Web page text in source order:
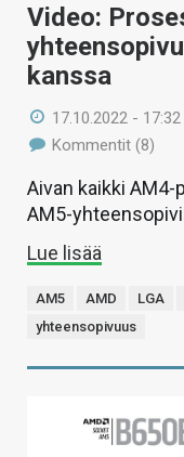
Video:
kanssa
17.10.2022 - 17:32
Kommentit (8)
Aivan kaikki
AM5-
Lue lisää
AM5 AMD LGA
yhteensopivuus